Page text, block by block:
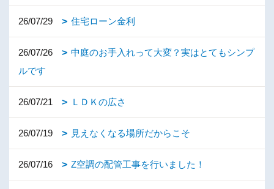
26/07/29 住宅ローン金利
26/07/26
中庭のお手入れって大変？実はとてもシンプ
ルです
26/07/21 ＬＤＫの広さ
26/07/19 見えなくなる場所だからこそ
26/07/16 Z空調の配管工事を行いました！